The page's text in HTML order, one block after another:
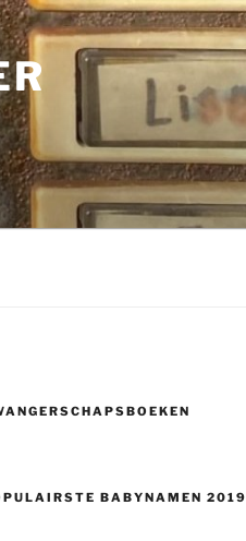
BABYNAMEN 2019